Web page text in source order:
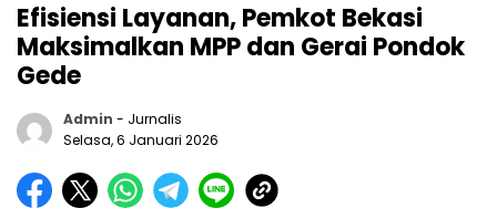
Efisiensi Layanan, Pemkot Bekasi
Maksimalkan MPP dan Gerai Pondok
Gede
Admin - Jurnalis
Selasa, 6 Januari 2026